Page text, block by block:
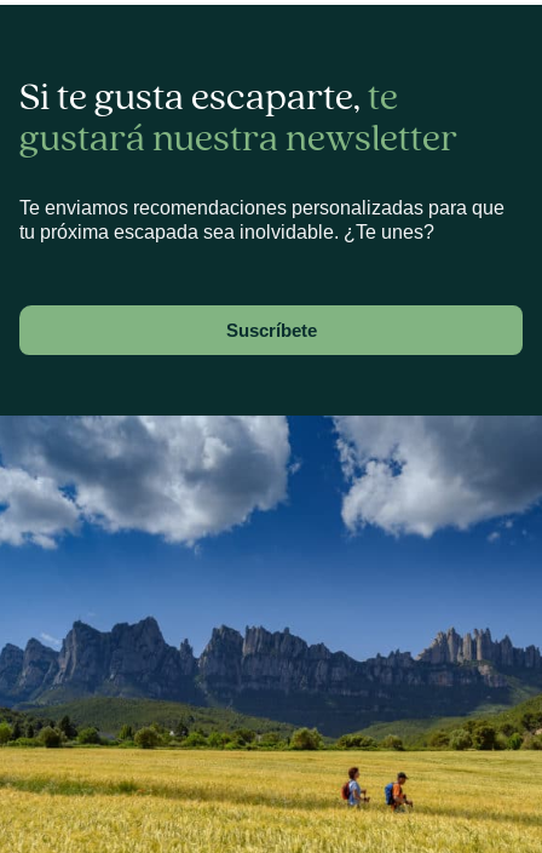
Si te gusta escaparte,te
gustará nuestra newsletter
Te enviamos recomendaciones personalizadas para que
tu próxima escapada sea inolvidable. ¿Te unes?
Suscríbete